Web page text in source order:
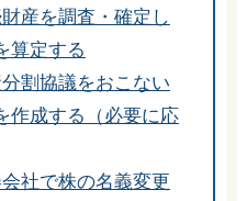
産を調査・確定し
算定する
割協議をおこない
作成する（必要に応
社で株の名義変更